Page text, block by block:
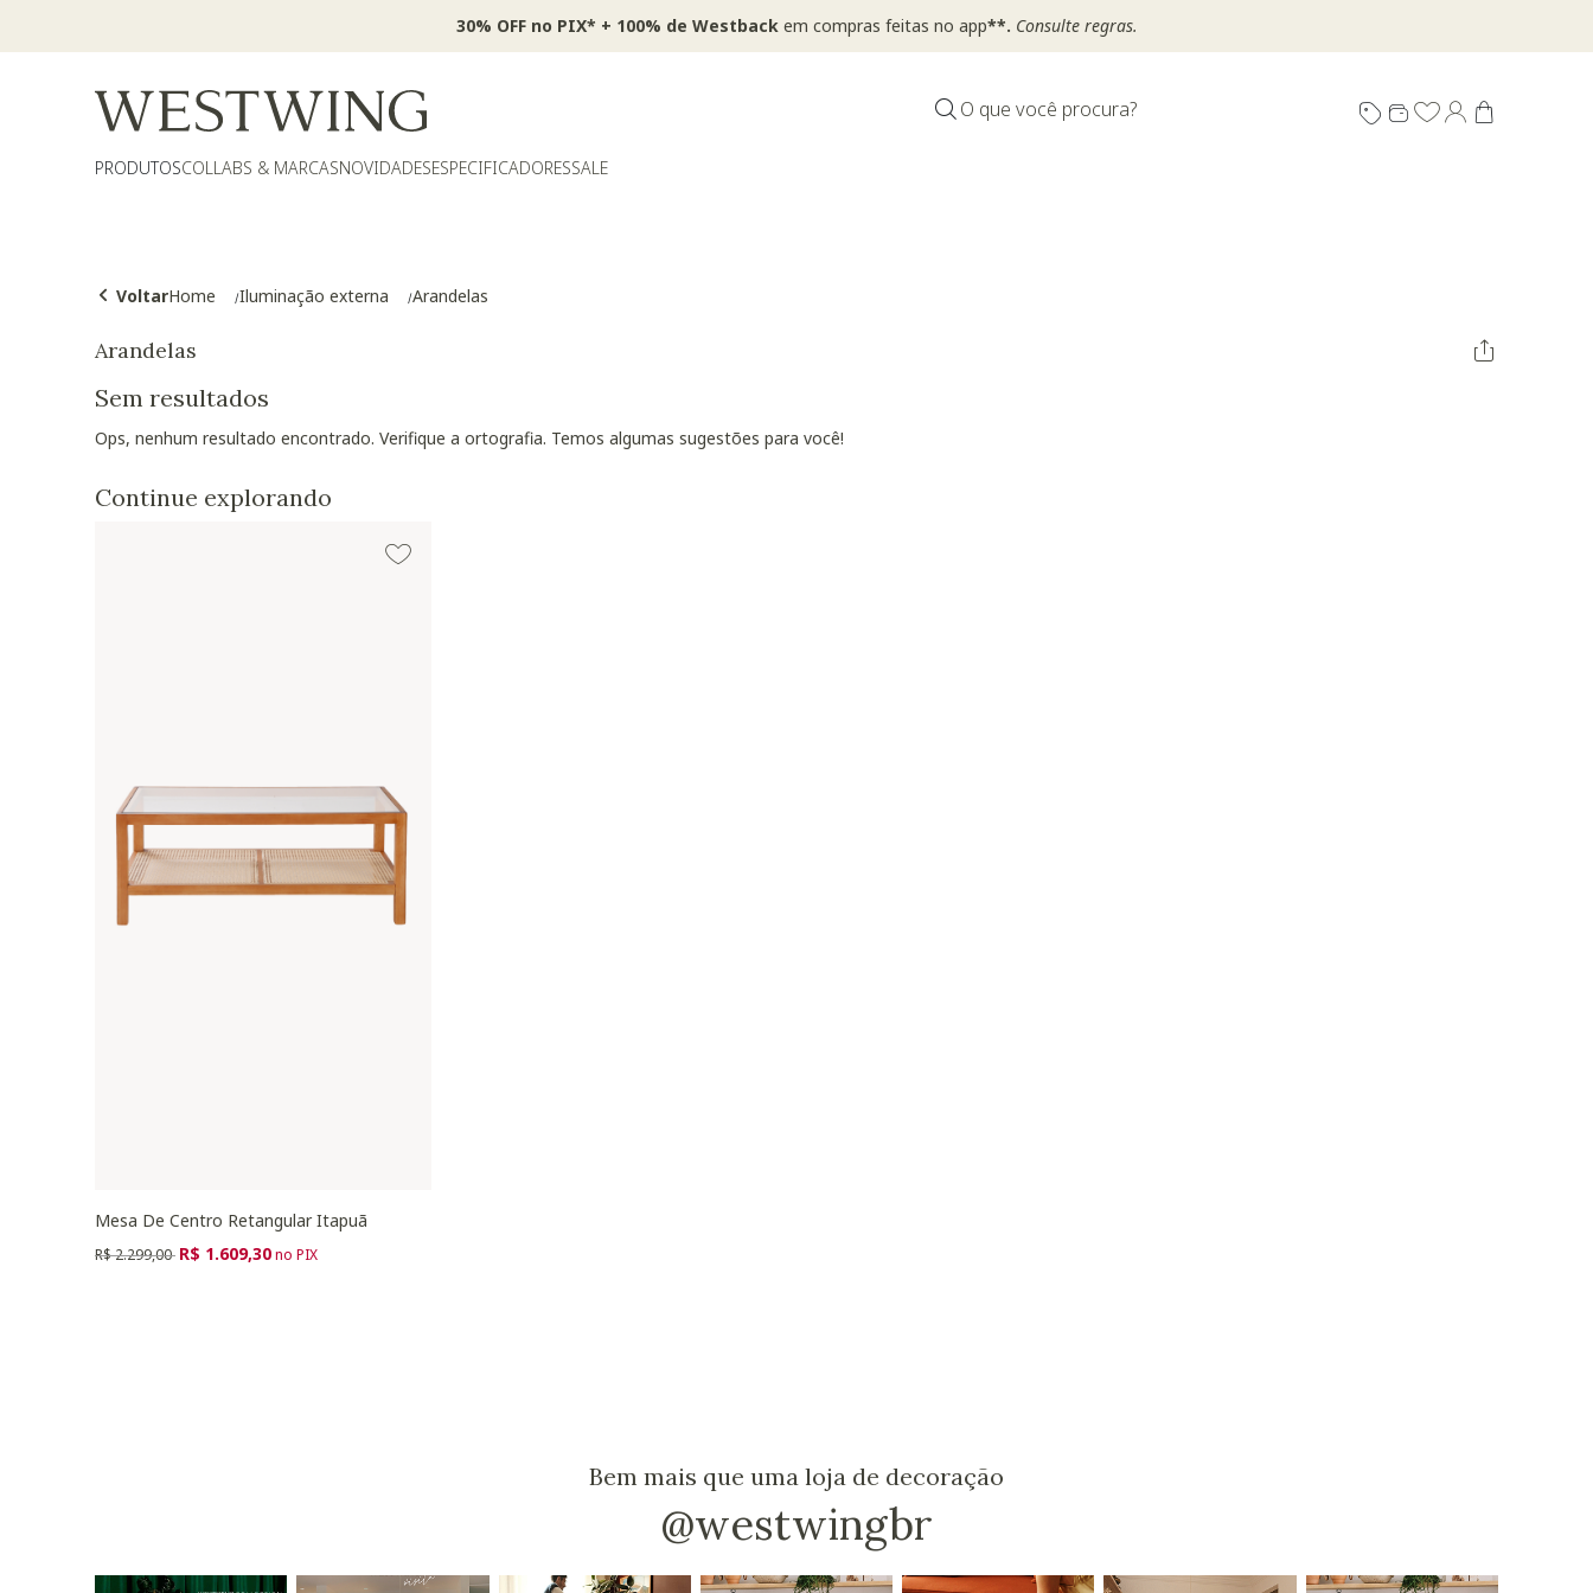
30% OFF no PIX* + 100% de Westback em compras feitas no app**. Consulte regras.
O que você procura?
PRODUTOSCOLLABS & MARCASNOVIDADESESPECIFICADORESSALE
VoltarHome Iluminação externa Arandelas
Arandelas
Sem resultados
Ops, nenhum resultado encontrado. Verifique a ortografia. Temos algumas sugestões para você!
Continue explorando
Mesa De Centro Retangular Itapuã
Preço reduzido de
R$ 2.299,00 para
R$ 1.609,30no PIX
Bem mais que uma loja de decoração
@westwingbr